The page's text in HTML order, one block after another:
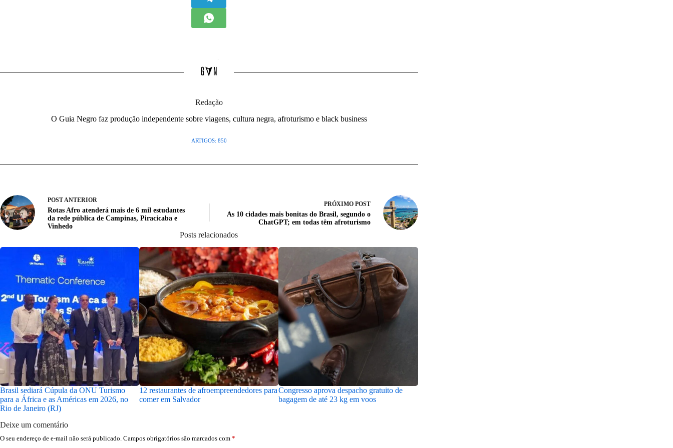
Redação
O Guia Negro faz produção independente sobre viagens, cultura negra, afroturismo e black business
ARTIGOS: 850
POST ANTERIOR
Rotas Afro atenderá mais de 6 mil estudantes
da rede pública de Campinas, Piracicaba e
Vinhedo
PRÓXIMO POST
As 10 cidades mais bonitas do Brasil, segundo o
ChatGPT; em todas têm afroturismo
Posts relacionados
Brasil sediará Cúpula da ONU Turismo
para a África e as Américas em 2026, no
Rio de Janeiro (RJ)
12 restaurantes de afroempreendedores para
comer em Salvador
Congresso aprova despacho gratuito de
bagagem de até 23 kg em voos
Deixe um comentário
O seu endereço de e-mail não será publicado. Campos obrigatórios são marcados com *